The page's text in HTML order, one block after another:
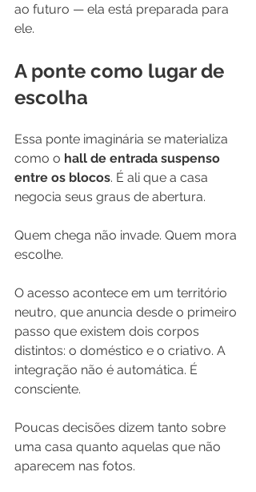
ao futuro — ela está preparada para
ele.
A ponte como lugar de
escolha
Essa ponte imaginária se materializa
como o hall de entrada suspenso
entre os blocos. É ali que a casa
negocia seus graus de abertura.
Quem chega não invade. Quem mora
escolhe.
O acesso acontece em um território
neutro, que anuncia desde o primeiro
passo que existem dois corpos
distintos: o doméstico e o criativo. A
integração não é automática. É
consciente.
Poucas decisões dizem tanto sobre
uma casa quanto aquelas que não
aparecem nas fotos.